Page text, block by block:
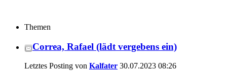
Themen
Correa, Rafael (lädt vergebens ein)
Letztes Posting von Kalfater 30.07.2023 08:26